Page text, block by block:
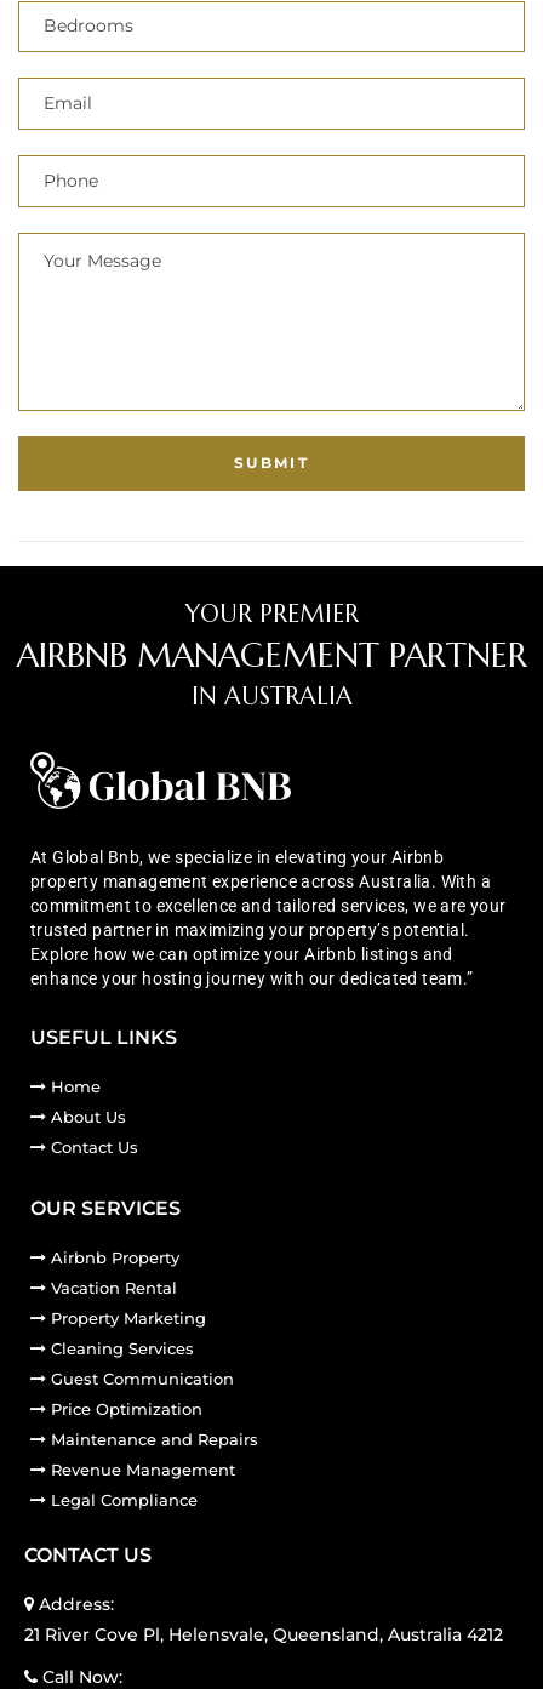
YOUR PREMIER
AIRBNB MANAGEMENT PARTNER
IN AUSTRALIA
At Global Bnb, we specialize in elevating your Airbnb
property management experience across Australia. With a
commitment to excellence and tailored services, we are your
trusted partner in maximizing your property’s potential.
Explore how we can optimize your Airbnb listings and
enhance your hosting journey with our dedicated team.”
USEFUL LINKS
Home
About Us
Contact Us
OUR SERVICES
Airbnb Property
Vacation Rental
Property Marketing
Cleaning Services
Guest Communication
Price Optimization
Maintenance and Repairs
Revenue Management
Legal Compliance
CONTACT US
Address:
21 River Cove Pl, Helensvale, Queensland, Australia 4212
Call Now: